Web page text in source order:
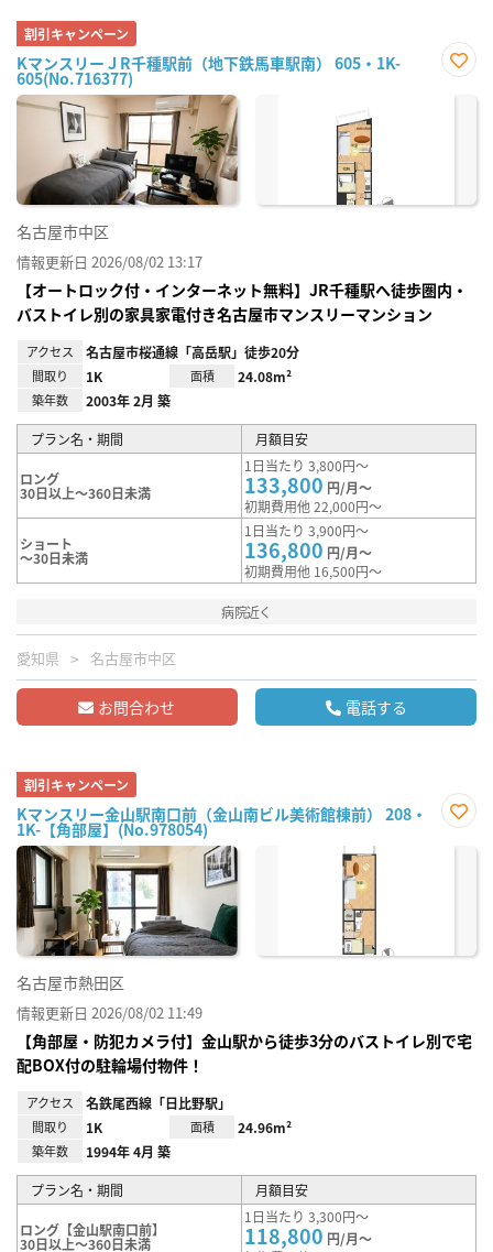
割引キャンペーン
KマンスリーＪR千種駅前（地下鉄馬車駅南） 605・1K-
605(No.716377)
に入
名古屋市中区
情報更新日 2026/08/02 13:17
【オートロック付・インターネット無料】JR千種駅へ徒歩圏内・
バストイレ別の家具家電付き名古屋市マンスリーマンション
アクセス 名古屋市桜通線「高岳駅」徒歩20分
間取り 1K 面積 24.08m²
築年数 2003年 2月 築
プラン名・期間 月額目安
ロング
30日以上～360日未満
1日当たり 3,800円～
133,800 円/月～
初期費用他 22,000円～
ショート
～30日未満
1日当たり 3,900円～
136,800 円/月～
初期費用他 16,500円～
病院近く
愛知県 名古屋市中区
お問合わせ 電話する
割引キャンペーン
Kマンスリー金山駅南口前（金山南ビル美術館棟前） 208・
1K-【角部屋】(No.978054)
に入
名古屋市熱田区
情報更新日 2026/08/02 11:49
【角部屋・防犯カメラ付】金山駅から徒歩3分のバストイレ別で宅
配BOX付の駐輪場付物件！
アクセス 名鉄尾西線「日比野駅」
間取り 1K 面積 24.96m²
築年数 1994年 4月 築
プラン名・期間 月額目安
ロング【金山駅南口前】
30日以上～360日未満
1日当たり 3,300円～
118,800 円/月～